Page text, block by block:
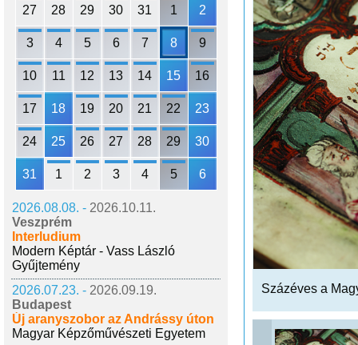
27 28 29 30 31 1 2
3 4 5 6 7 8 9
10 11 12 13 14 15 16
17 18 19 20 21 22 23
24 25 26 27 28 29 30
31 1 2 3 4 5 6
2026.08.08. - 2026.10.11.
Veszprém
Interludium
Modern Képtár - Vass László
Gyűjtemény
2026.07.23. - 2026.09.19.
Budapest
Új aranyszobor az Andrássy úton
Magyar Képzőművészeti Egyetem
Százéves a